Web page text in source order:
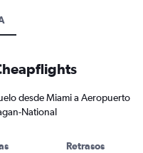
desde Miami a Aeropuerto
National
Retrasos